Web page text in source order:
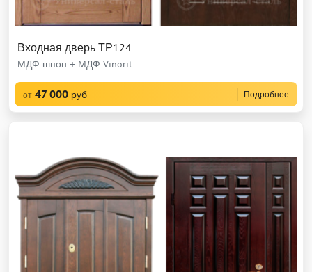
Входная дверь ТР124
МДФ шпон + МДФ Vinorit
от 47 000 руб Подробнее